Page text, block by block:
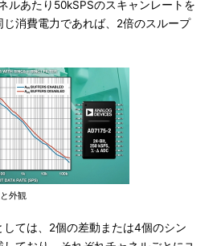
ルあたり50kSPSのスキャンレートを
消費電力であれば、2倍のスループ
外観
ては、2個の差動または4個のシン